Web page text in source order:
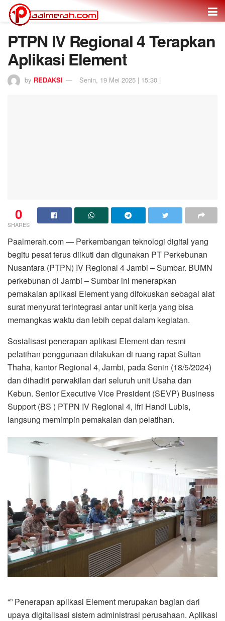
PTPN IV Regional 4 Terapkan
Aplikasi Element
by REDAKSI Senin, 19 Mei 2025 | 15:30 |
0
SHARES
Paalmerah.com — Perkembangan teknologi digital yang
begitu pesat terus diikuti dan digunakan PT Perkebunan
Nusantara (PTPN) IV Regional 4 Jambi – Sumbar. BUMN
perkebunan di Jambi – Sumbar ini menerapkan
pemakaian aplikasi Element yang difokuskan sebagai alat
surat menyurat terintegrasi antar unit kerja yang bisa
memangkas waktu dan lebih cepat dalam kegiatan.
Sosialisasi penerapan aplikasi Element dan resmi
pelatihan penggunaan dilakukan di ruang rapat Sultan
Thaha, kantor Regional 4, Jambi, pada Senin (18/5/2024)
dan dihadiri perwakilan dari seluruh unit Usaha dan
Kebun. Senior Executive Vice President (SEVP) Business
Support (BS ) PTPN IV Regional 4, Ifri Handi Lubis,
langsung memimpin pemakaian dan pelatihan.
“” Penerapan aplikasi Element merupakan bagian dari
upaya digitalisasi sistem administrasi perusahaan. Aplikasi